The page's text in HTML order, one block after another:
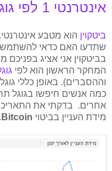
אינטרנטי 1 לפי גוגל טרנדס
ביטקוין הוא מטבע
שתדעו האם כדאי להשתמש
בביטקוין אני אציג בפניכם
המחקר הראשון הוא לפי
וההסברים). באופן כללי
כמה אנשים חיפשו בגוגל
מידת העניין בביטוי Bitcoin
.